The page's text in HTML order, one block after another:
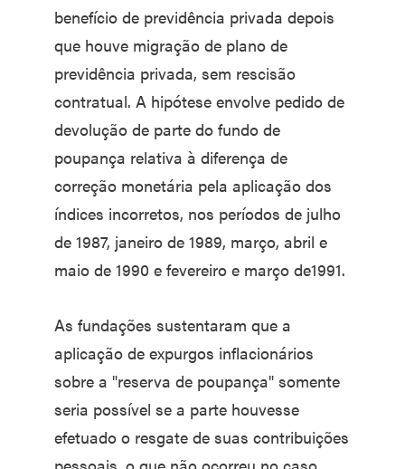
benefício de previdência privada depois
que houve migração de plano de
previdência privada, sem rescisão
contratual. A hipótese envolve pedido de
devolução de parte do fundo de
poupança relativa à diferença de
correção monetária pela aplicação dos
índices incorretos, nos períodos de julho
de 1987, janeiro de 1989, março, abril e
maio de 1990 e fevereiro e março de1991.
As fundações sustentaram que a
aplicação de expurgos inflacionários
sobre a "reserva de poupança" somente
seria possível se a parte houvesse
efetuado o resgate de suas contribuições